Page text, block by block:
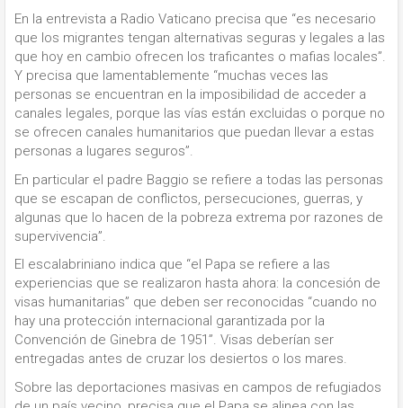
En la entrevista a Radio Vaticano precisa que “es necesario
que los migrantes tengan alternativas seguras y legales a las
que hoy en cambio ofrecen los traficantes o mafias locales”.
Y precisa que lamentablemente “muchas veces las
personas se encuentran en la imposibilidad de acceder a
canales legales, porque las vías están excluidas o porque no
se ofrecen canales humanitarios que puedan llevar a estas
personas a lugares seguros”.
En particular el padre Baggio se refiere a todas las personas
que se escapan de conflictos, persecuciones, guerras, y
algunas que lo hacen de la pobreza extrema por razones de
supervivencia”.
El escalabriniano indica que “el Papa se refiere a las
experiencias que se realizaron hasta ahora: la concesión de
visas humanitarias” que deben ser reconocidas “cuando no
hay una protección internacional garantizada por la
Convención de Ginebra de 1951”. Visas deberían ser
entregadas antes de cruzar los desiertos o los mares.
Sobre las deportaciones masivas en campos de refugiados